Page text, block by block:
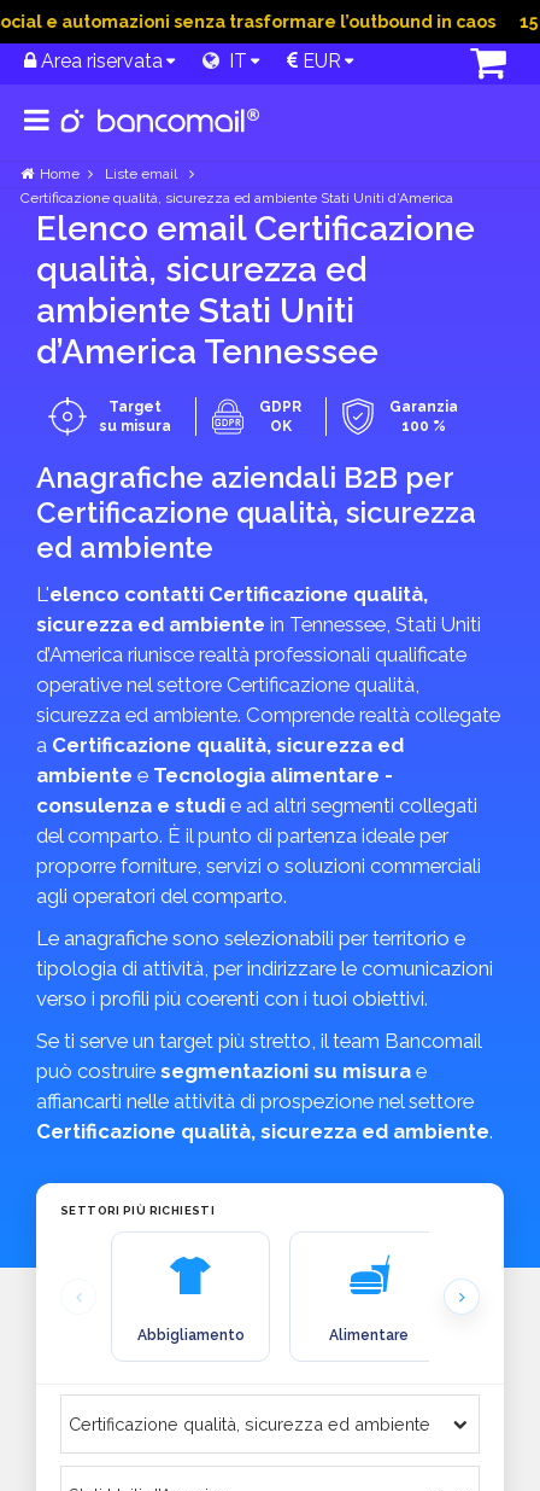
e automazioni senza trasformare l’outbound in caos 15
Area riservata IT EUR
Home
Liste email
Certificazione qualità, sicurezza ed ambiente Stati Uniti d’America
Elenco email Certificazione
qualità, sicurezza ed
ambiente Stati Uniti
d’America Tennessee
Target
su misura
GDPR
OK
Garanzia
100 %
Anagrafiche aziendali B2B per
Certificazione qualità, sicurezza
ed ambiente
L'elenco contatti Certificazione qualità,
sicurezza ed ambiente in Tennessee, Stati Uniti
d’America riunisce realtà professionali qualificate
operative nel settore Certificazione qualità,
sicurezza ed ambiente. Comprende realtà collegate
a Certificazione qualità, sicurezza ed
ambiente e Tecnologia alimentare -
consulenza e studi e ad altri segmenti collegati
del comparto. È il punto di partenza ideale per
proporre forniture, servizi o soluzioni commerciali
agli operatori del comparto.
Le anagrafiche sono selezionabili per territorio e
tipologia di attività, per indirizzare le comunicazioni
verso i profili più coerenti con i tuoi obiettivi.
Se ti serve un target più stretto, il team Bancomail
può costruire segmentazioni su misura e
affiancarti nelle attività di prospezione nel settore
Certificazione qualità, sicurezza ed ambiente.
SETTORI PIÙ RICHIESTI
Abbigliamento Alimentare